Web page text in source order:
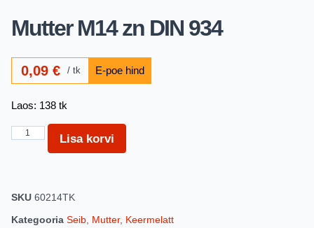
Mutter M14 zn DIN 934
0,09€ tk
Laos: 138 tk
Lisa korvi
SKU 60214TK
Kategooria Seib, Mutter, Keermelatt